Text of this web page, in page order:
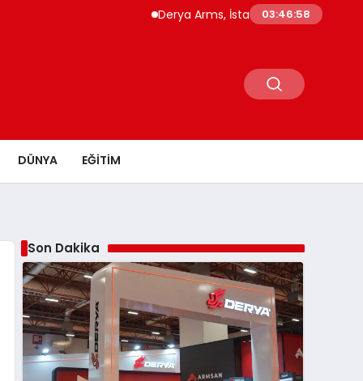
Derya Arms, İstanbul Prohunt 2026’da
03:46:59
DÜNYA EĞITIM
Son Dakika